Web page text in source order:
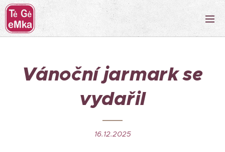
Vánoční jarmark se
vydařil
16.12.2025